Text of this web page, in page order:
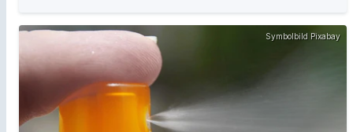
Symbolbild Pixabay